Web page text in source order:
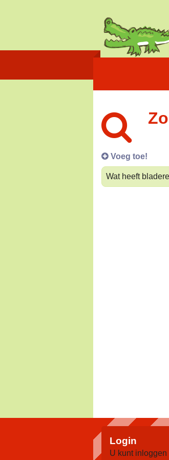
Voeg toe!
Wat heeft
Login
U kunt inloggen